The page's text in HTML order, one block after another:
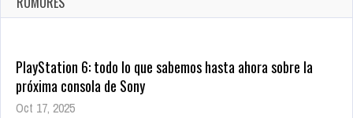
10001 Views
PlayStation 6: todo lo que sabemos hasta ahora sobre la
próxima consola de Sony
Oct 17, 2025